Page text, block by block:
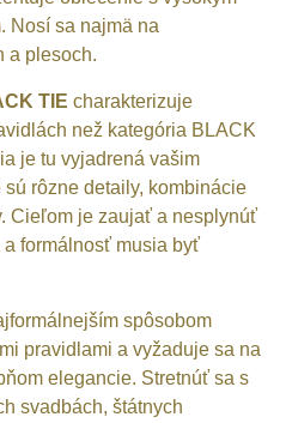
Nosí sa najmä na
a plesoch.
TIE charakterizuje
než kategória BLACK
je tu vyjadrená vašim
rôzne detaily, kombinácie
Cieľom je zaujať a nesplynúť
formálnosť musia byť
spôsobom
pravidlami a vyžaduje sa na
elegancie. Stretnúť sa s
svadbách, štátnych